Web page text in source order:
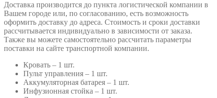
Доставка производится до пункта логистической компании в
Вашем городе или, по согласованию, есть возможность
оформить доставку до адреса. Стоимость и сроки доставки
рассчитывается индивидуально в зависимости от заказа.
Также вы можете самостоятельно рассчитать параметры
поставки на сайте транспортной компании.
Кровать – 1 шт.
Пульт управления – 1 шт.
Аккумуляторная батарея – 1 шт.
Инфузионная стойка – 1 шт.